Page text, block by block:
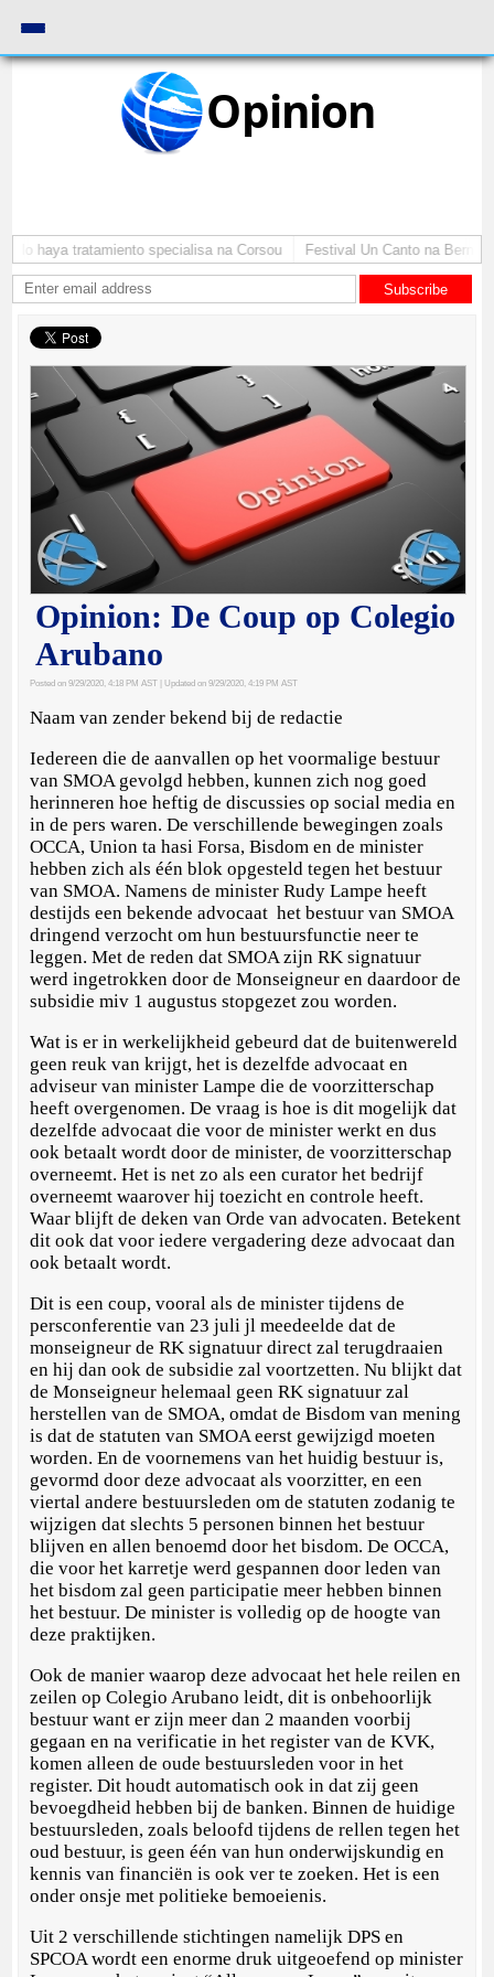
Opinion
lo haya tratamiento specialisa na Corsou Festival Un Canto na
Subscribe
Opinion: De Coup op Colegio
Arubano
Posted on 9/29/2020, 4:18 PM AST | Updated on 9/29/2020, 4:19 PM AST
Naam van zender bekend bij de redactie
Iedereen die de aanvallen op het voormalige bestuur
van SMOA gevolgd hebben, kunnen zich nog goed
herinneren hoe heftig de discussies op social media en
in de pers waren. De verschillende bewegingen zoals
OCCA, Union ta hasi Forsa, Bisdom en de minister
hebben zich als één blok opgesteld tegen het bestuur
van SMOA. Namens de minister Rudy Lampe heeft
destijds een bekende advocaat het bestuur van SMOA
dringend verzocht om hun bestuursfunctie neer te
leggen. Met de reden dat SMOA zijn RK signatuur
werd ingetrokken door de Monseigneur en daardoor de
subsidie miv 1 augustus stopgezet zou worden.
Wat is er in werkelijkheid gebeurd dat de buitenwereld
geen reuk van krijgt, het is dezelfde advocaat en
adviseur van minister Lampe die de voorzitterschap
heeft overgenomen. De vraag is hoe is dit mogelijk dat
dezelfde advocaat die voor de minister werkt en dus
ook betaalt wordt door de minister, de voorzitterschap
overneemt. Het is net zo als een curator het bedrijf
overneemt waarover hij toezicht en controle heeft.
Waar blijft de deken van Orde van advocaten. Betekent
dit ook dat voor iedere vergadering deze advocaat dan
ook betaalt wordt.
Dit is een coup, vooral als de minister tijdens de
persconferentie van 23 juli jl meedeelde dat de
monseigneur de RK signatuur direct zal terugdraaien
en hij dan ook de subsidie zal voortzetten. Nu blijkt dat
de Monseigneur helemaal geen RK signatuur zal
herstellen van de SMOA, omdat de Bisdom van mening
is dat de statuten van SMOA eerst gewijzigd moeten
worden. En de voornemens van het huidig bestuur is,
gevormd door deze advocaat als voorzitter, en een
viertal andere bestuursleden om de statuten zodanig te
wijzigen dat slechts 5 personen binnen het bestuur
blijven en allen benoemd door het bisdom. De OCCA,
die voor het karretje werd gespannen door leden van
het bisdom zal geen participatie meer hebben binnen
het bestuur. De minister is volledig op de hoogte van
deze praktijken.
Ook de manier waarop deze advocaat het hele reilen en
zeilen op Colegio Arubano leidt, dit is onbehoorlijk
bestuur want er zijn meer dan 2 maanden voorbij
gegaan en na verificatie in het register van de KVK,
komen alleen de oude bestuursleden voor in het
register. Dit houdt automatisch ook in dat zij geen
bevoegdheid hebben bij de banken. Binnen de huidige
bestuursleden, zoals beloofd tijdens de rellen tegen het
oud bestuur, is geen één van hun onderwijskundig en
kennis van financiën is ook ver te zoeken. Het is een
onder onsje met politieke bemoeienis.
Uit 2 verschillende stichtingen namelijk DPS en
SPCOA wordt een enorme druk uitgeoefend op minister